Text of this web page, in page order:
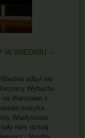
W WIEDNIU –
odbył się
Wybuchu
Warszawe z
muzyka
Wladyslawa
nam dzisiaj